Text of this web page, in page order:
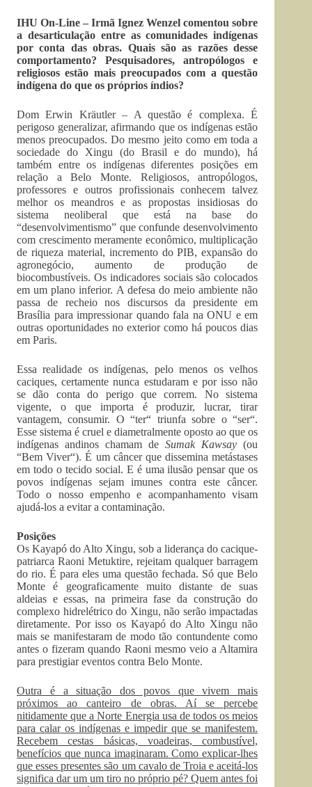
IHU On-Line – Irmã Ignez Wenzel comentou sobre
a desarticulação entre as comunidades indígenas
por conta das obras. Quais são as razões desse
comportamento? Pesquisadores, antropólogos e
religiosos estão mais preocupados com a questão
indígena do que os próprios índios?
Dom Erwin Kräutler – A questão é complexa. É
perigoso generalizar, afirmando que os indígenas estão
menos preocupados. Do mesmo jeito como em toda a
sociedade do Xingu (do Brasil e do mundo), há
também entre os indígenas diferentes posições em
relação a Belo Monte. Religiosos, antropólogos,
professores e outros profissionais conhecem talvez
melhor os meandros e as propostas insidiosas do
sistema neoliberal que está na base do
“desenvolvimentismo” que confunde desenvolvimento
com crescimento meramente econômico, multiplicação
de riqueza material, incremento do PIB, expansão do
agronegócio, aumento de produção de
biocombustíveis. Os indicadores sociais são colocados
em um plano inferior. A defesa do meio ambiente não
passa de recheio nos discursos da presidente em
Brasília para impressionar quando fala na ONU e em
outras oportunidades no exterior como há poucos dias
em Paris.
Essa realidade os indígenas, pelo menos os velhos
caciques, certamente nunca estudaram e por isso não
se dão conta do perigo que correm. No sistema
vigente, o que importa é produzir, lucrar, tirar
vantagem, consumir. O “ter“ triunfa sobre o “ser“.
Esse sistema é cruel e diametralmente oposto ao que os
indígenas andinos chamam deSumak Kawsay (ou
“Bem Viver“). É um câncer que dissemina metástases
em todo o tecido social. E é uma ilusão pensar que os
povos indígenas sejam imunes contra este câncer.
Todo o nosso empenho e acompanhamento visam
ajudá-los a evitar a contaminação.
Posições
Os Kayapó do Alto Xingu, sob a liderança do cacique-
patriarca Raoni Metuktire, rejeitam qualquer barragem
do rio. É para eles uma questão fechada. Só que Belo
Monte é geograficamente muito distante de suas
aldeias e essas, na primeira fase da construção do
complexo hidrelétrico do Xingu, não serão impactadas
diretamente. Por isso os Kayapó do Alto Xingu não
mais se manifestaram de modo tão contundente como
antes o fizeram quando Raoni mesmo veio a Altamira
para prestigiar eventos contra Belo Monte.
Outra é a situação dos povos que vivem mais
próximos ao canteiro de obras. Aí se percebe
nitidamente que a Norte Energia usa de todos os meios
para calar os indígenas e impedir que se manifestem.
Recebem cestas básicas, voadeiras, combustível,
benefícios que nunca imaginaram. Como explicar-lhes
que esses presentes são um cavalo de Troia e aceitá-los
significa dar um um tiro no próprio pé? Quem antes foi